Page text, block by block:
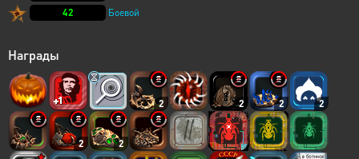
42
Боевой
Награды
2 2 2 2
2 2